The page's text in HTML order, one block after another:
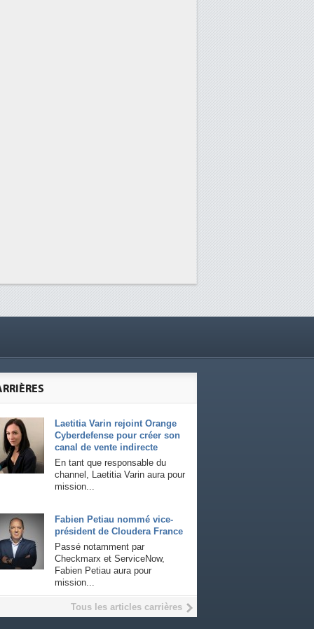
Laetitia Varin rejoint Orange
Cyberdefense pour créer son
canal de vente indirecte
En tant que responsable du
channel, Laetitia Varin aura pour
mission...
Fabien Petiau nommé vice-
président de Cloudera France
Passé notamment par
Checkmarx et ServiceNow,
Fabien Petiau aura pour
mission...
Tous les articles carrières